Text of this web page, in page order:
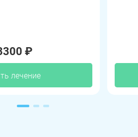
₽
лечение